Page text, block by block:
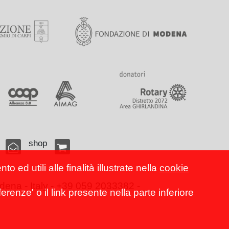
shop
ed utili alle finalità illustrate nella cookie
o il link presente nella parte inferiore